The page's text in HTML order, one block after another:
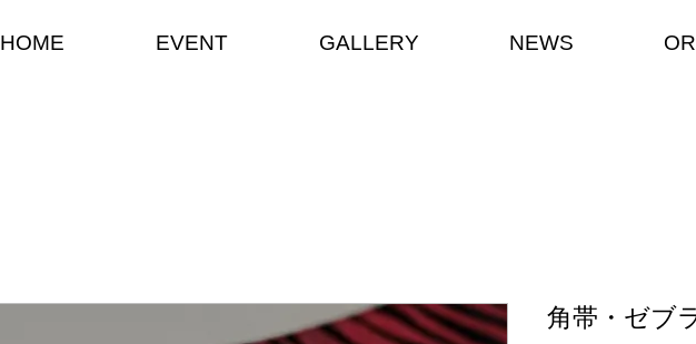
HOME EVENT GALLERY NEWS
角帯・ゼブ